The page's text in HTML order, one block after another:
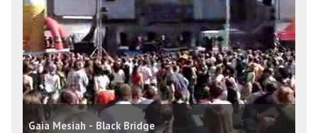
Gaia Mesiah - Black Bridge